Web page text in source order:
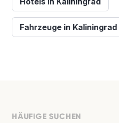
Fahrzeuge in Kaliningrad
HÄUFIGE SUCHEN